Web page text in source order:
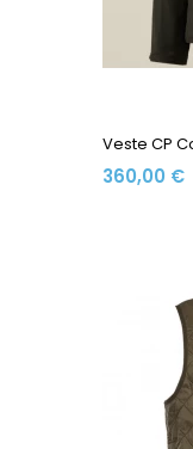
360,00 €